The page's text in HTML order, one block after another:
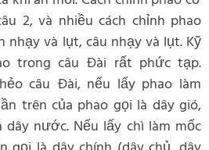
2, và nhiều cách chỉnh phao
nhạy và lụt, câu nhạy và lụt. Kỹ
trong câu Đài rất phức tạp.
câu Đài, nếu lấy phao làm
trên của phao gọi là dây gió,
nước. Nếu lấy chì làm mốc